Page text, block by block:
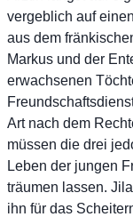
vergeblich auf
aus dem
Markus und der
erwachsenen
Art nach dem
müssen die drei
Leben der jungen
träumen lassen.
ihn für das